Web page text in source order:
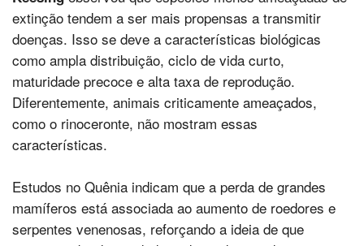
extinção tendem a ser mais propensas a transmitir
doenças. Isso se deve a características biológicas
como ampla distribuição, ciclo de vida curto,
maturidade precoce e alta taxa de reprodução.
Diferentemente, animais criticamente ameaçados,
como o rinoceronte, não mostram essas
características.
Estudos no Quênia indicam que a perda de grandes
mamíferos está associada ao aumento de roedores e
serpentes venenosas, reforçando a ideia de que